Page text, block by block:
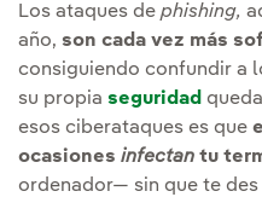
Los ataques de phishing,
año, son cada vez más
consiguiendo confundir a
su propia seguridad
esos ciberataques es que
ocasiones infectan tu
ordenador— sin que te des